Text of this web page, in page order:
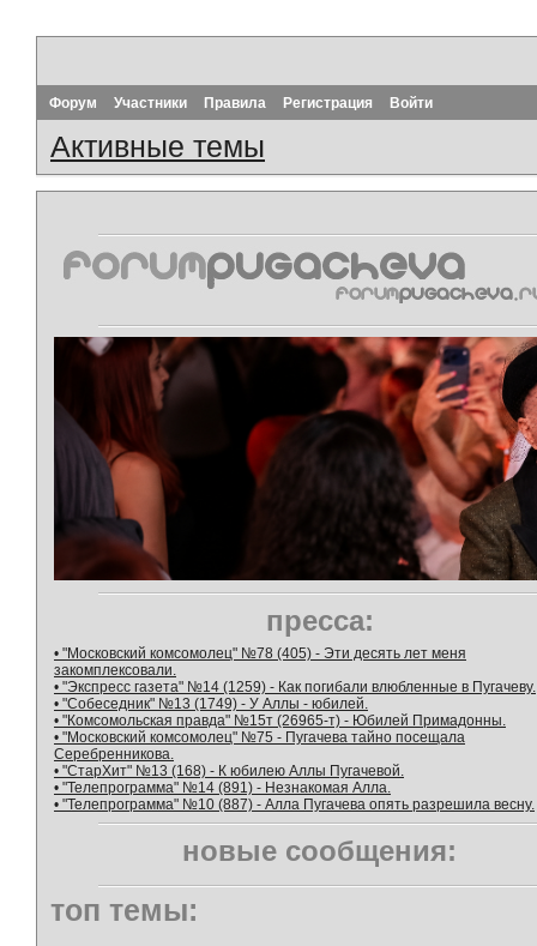
Форум Участники Правила Регистрация Войти
Активные темы
пресса:
• "Московский комсомолец" №78 (405) - Эти десять лет меня
закомплексовали.
• "Экспресс газета" №14 (1259) - Как погибали влюбленные в Пугачеву.
• "Собеседник" №13 (1749) - У Аллы - юбилей.
• "Комсомольская правда" №15т (26965-т) - Юбилей Примадонны.
• "Московский комсомолец" №75 - Пугачева тайно посещала
Серебренникова.
• "СтарХит" №13 (168) - К юбилею Аллы Пугачевой.
• "Телепрограмма" №14 (891) - Незнакомая Алла.
• "Телепрограмма" №10 (887) - Алла Пугачева опять разрешила весну.
новые сообщения:
топ темы: